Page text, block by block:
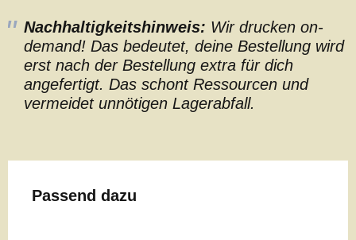
Nachhaltigkeitshinweis: Wir drucken on-
demand! Das bedeutet, deine Bestellung wird
erst nach der Bestellung extra für dich
angefertigt. Das schont Ressourcen und
vermeidet unnötigen Lagerabfall.
Produktgalerie überspringen
Passend dazu